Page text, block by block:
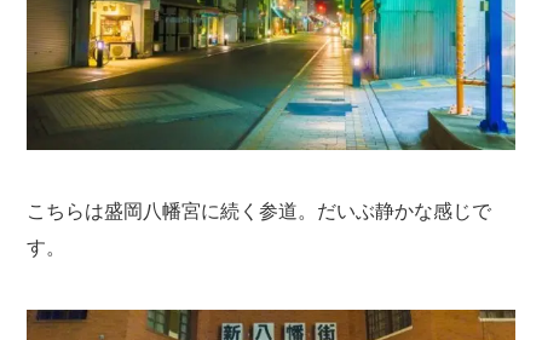
こちらは盛岡八幡宮に続く参道。だいぶ静かな感じで
す。